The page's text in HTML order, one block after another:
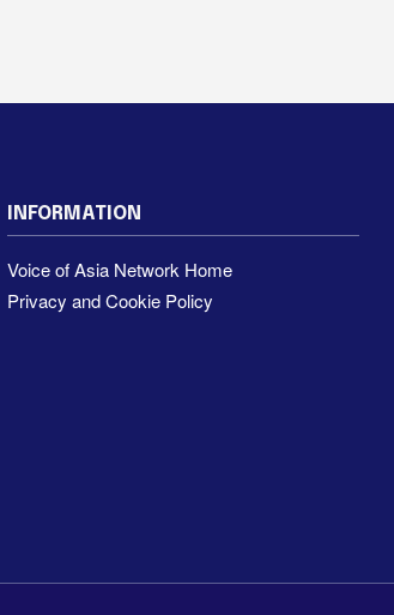
INFORMATION
Voice of Asia Network Home
Privacy and Cookie Policy